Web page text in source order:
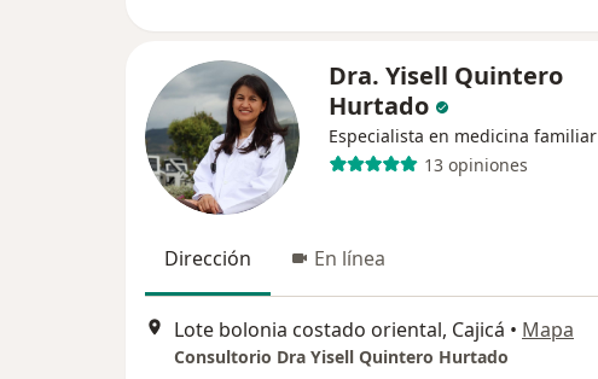
Dra. Yisell Quintero
Hurtado
Especialista en medicina familiar
13 opiniones
Dirección En línea
Lote bolonia costado oriental, Cajicá • Mapa
Consultorio Dra Yisell Quintero Hurtado